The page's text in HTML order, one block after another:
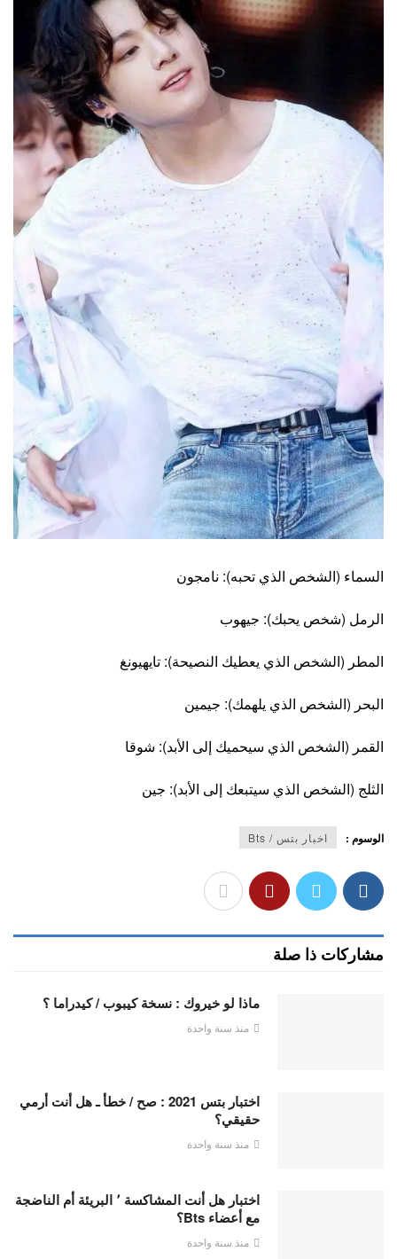
السماء (الشخص الذي تحبه): نامجون
الرمل (شخص يحبك): جيهوب
المطر (الشخص الذي يعطيك النصيحة): تايهيونغ
البحر (الشخص الذي يلهمك): جيمين
القمر (الشخص الذي سيحميك إلى الأبد): شوقا
الثلج (الشخص الذي سيتبعك إلى الأبد): جين
الوسوم : اخبار بتس / Bts
مشاركات ذا صلة
ماذا لو خيروك : نسخة كيبوب / كيدراما ؟
منذ سنة واحدة
اختبار بتس 2021 : صح / خطأ ـ هل أنت أرمي
حقيقي؟
منذ سنة واحدة
اختبار هل أنت المشاكسة ٬ البريئة أم الناضجة
مع أعضاء Bts؟
منذ سنة واحدة